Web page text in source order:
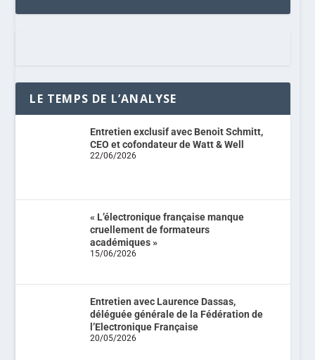
LE TEMPS DE L’ANALYSE
Entretien exclusif avec Benoit Schmitt,
CEO et cofondateur de Watt & Well
22/06/2026
« L’électronique française manque
cruellement de formateurs
académiques »
15/06/2026
Entretien avec Laurence Dassas,
déléguée générale de la Fédération de
l’Electronique Française
20/05/2026